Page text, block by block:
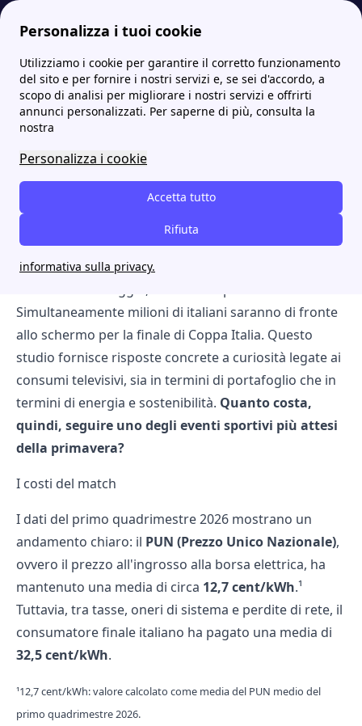
Personalizza i tuoi cookie
Utilizziamo i cookie per garantire il corretto funzionamento
del sito e per fornire i nostri servizi e, se sei d'accordo, a
scopo di analisi per migliorare i nostri servizi e offrirti
annunci personalizzati. Per saperne di più, consulta la
nostra
Personalizza i cookie
Accetta tutto
Rifiuta
informativa sulla privacy.
Papernest.it Report di papernest Energia e bolletta: quanto costa guardare una partita di calcio in TV?
Energia e bolletta: quanto
costa guardare una partita
di calcio in TV?
Dal fischio d'inizio ai rigori: l'analisi dei costi
energetici e il confronto tra mercato e bolletta
Simultaneamente milioni di italiani saranno di fronte
allo schermo per la finale di Coppa Italia. Questo
studio fornisce risposte concrete a curiosità legate ai
consumi televisivi, sia in termini di portafoglio che in
termini di energia e sostenibilità. Quanto costa,
quindi, seguire uno degli eventi sportivi più attesi
della primavera?
I costi del match
I dati del primo quadrimestre 2026 mostrano un
andamento chiaro: il PUN (Prezzo Unico Nazionale),
ovvero il prezzo all'ingrosso alla borsa elettrica, ha
mantenuto una media di circa 12,7 cent/kWh.¹
Tuttavia, tra tasse, oneri di sistema e perdite di rete, il
consumatore finale italiano ha pagato una media di
32,5 cent/kWh.
¹12,7 cent/kWh: valore calcolato come media del PUN medio del
primo quadrimestre 2026.